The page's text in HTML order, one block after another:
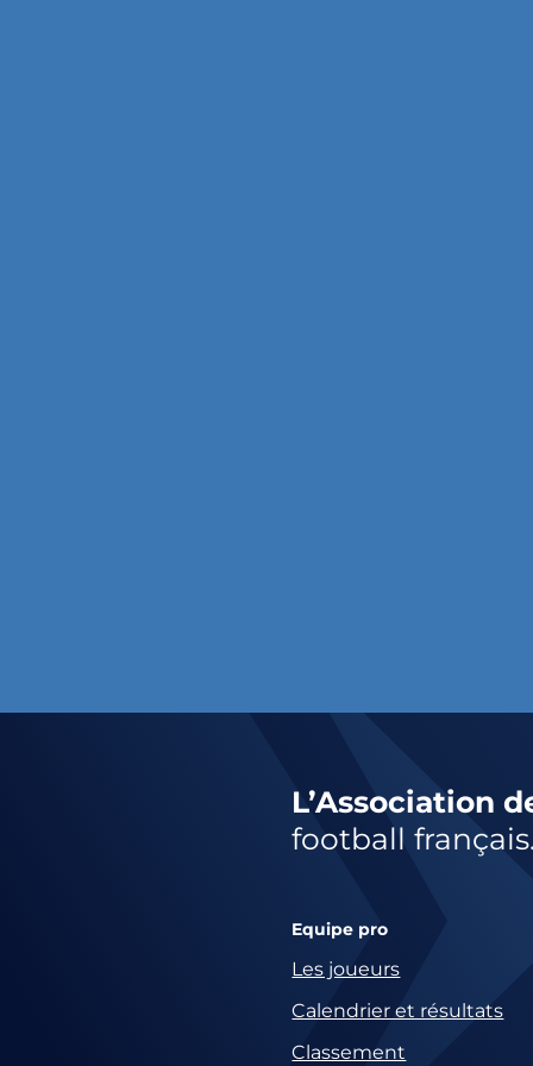
L’Association
football français.
Equipe pro
Les joueurs
Calendrier et résultats
Classement